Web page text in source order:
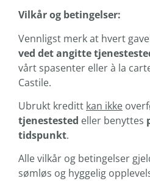
Vilkår og betingelser:
Vennligst merk at hvert
ved det angitte
vårt spasenter eller à la
Castile.
Ubrukt kreditt kan ikke
tjenestested eller benyttes
tidspunkt.
Alle vilkår og betingelser
sømløs og hyggelig